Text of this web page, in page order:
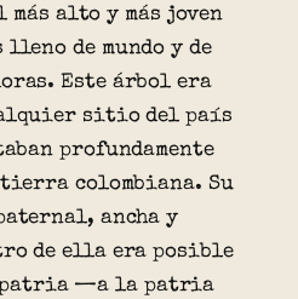
alto y más joven
lleno de mundo y de
Este árbol era
sitio del país
profundamente
colombiana. Su
ancha y
de ella era posible
patria —a la patria